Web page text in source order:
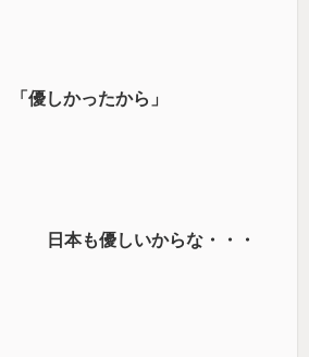
しかったから」
日本も優しいからな・・・